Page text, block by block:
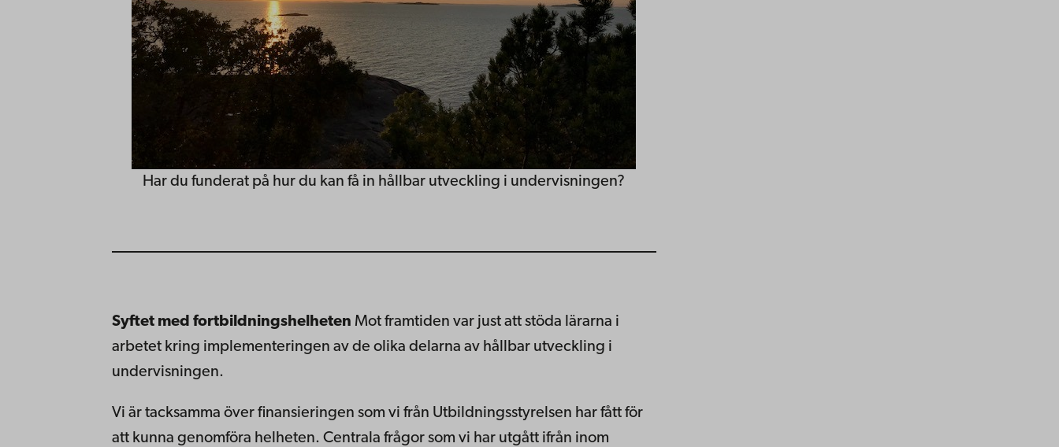
Har du funderat på hur du kan få in hållbar utveckling i undervisningen?
Syftet med fortbildningshelheten Mot framtiden var just att stöda lärarna i
arbetet kring implementeringen av de olika delarna av hållbar utveckling i
undervisningen.
Vi är tacksamma över finansieringen som vi från Utbildningsstyrelsen har fått för
att kunna genomföra helheten. Centrala frågor som vi har utgått ifrån inom